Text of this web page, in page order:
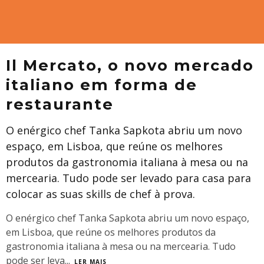
Il Mercato, o novo mercado
italiano em forma de
restaurante
O enérgico chef Tanka Sapkota abriu um novo
espaço, em Lisboa, que reúne os melhores
produtos da gastronomia italiana à mesa ou na
mercearia. Tudo pode ser levado para casa para
colocar as suas skills de chef à prova.
O enérgico chef Tanka Sapkota abriu um novo espaço,
em Lisboa, que reúne os melhores produtos da
gastronomia italiana à mesa ou na mercearia. Tudo
pode ser leva... LER MAIS